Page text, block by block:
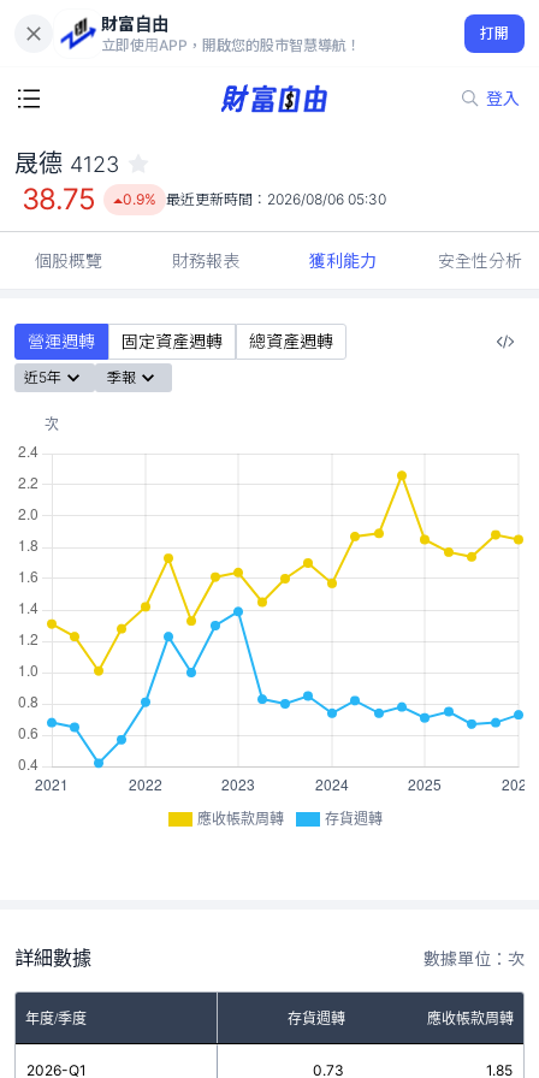
財富自由
立即使用APP，開啟您的股市智慧導航！
打開
登入
38.75
0.9%
晟德 4123
38.75 0.9% 最近更新時間： 2026/08/06 05:30
個股概覽 財務報表 獲利能力 安全性分析
營運週轉 固定資產週轉 總資產週轉
近5年 季報
應收帳款周轉 存貨週轉
詳細數據 數據單位：次
年度/季度 存貨週轉 應收帳款周轉
2026-Q1 0.73 1.85